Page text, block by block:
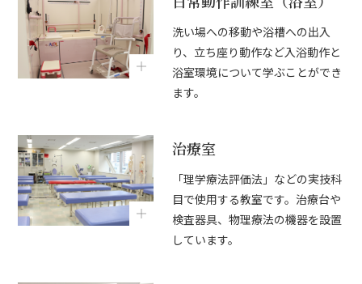
洗い場への移動や浴槽への出入
り、立ち座り動作など入浴動作と
浴室環境について学ぶことができ
ます。
治療室
「理学療法評価法」などの実技科
目で使用する教室です。治療台や
検査器具、物理療法の機器を設置
しています。